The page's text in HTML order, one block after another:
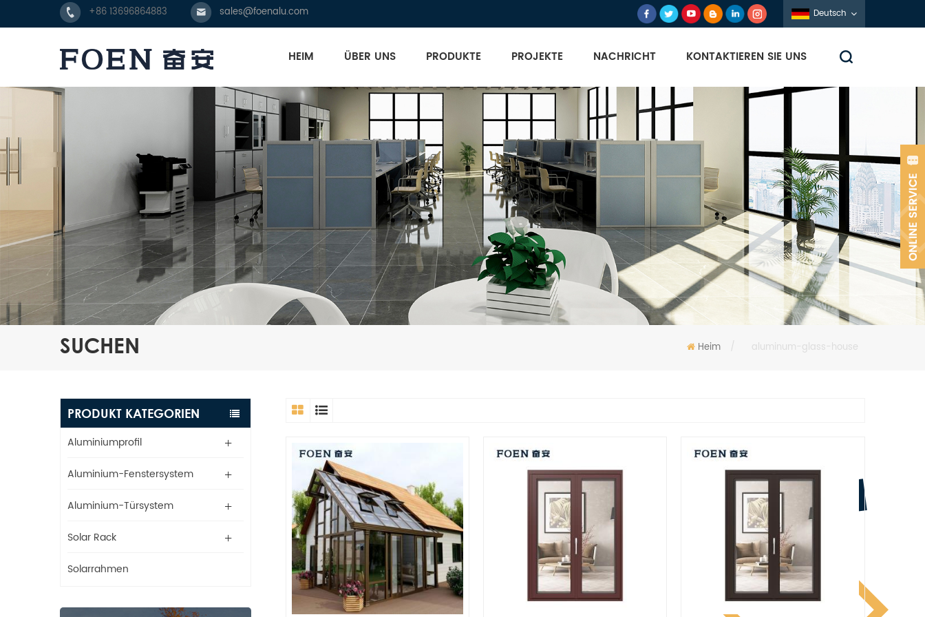
+86 13696864883 sales@foenalu.com Deutsch
HEIM ÜBER UNS PRODUKTE PROJEKTE NACHRICHT KONTAKTIEREN SIE UNS
SUCHEN Heim / aluminum-glass-house
PRODUKT KATEGORIEN
Aluminiumprofil
Aluminium-Fenstersystem
Aluminium-Türsystem
Solar Rack
Solarrahmen